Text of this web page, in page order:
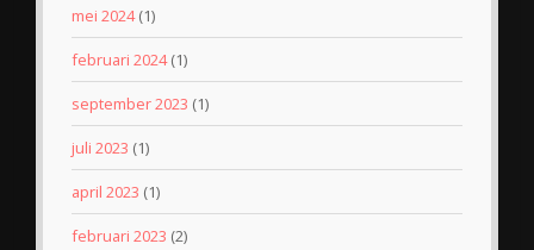
mei 2024(1)
februari 2024(1)
september 2023 (1)
juli 2023 (1)
april 2023 (1)
februari 2023 (2)